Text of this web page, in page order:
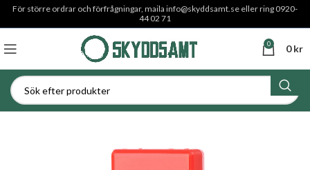
För större ordrar och förfrågningar, maila info@skyddsamt.se eller ring 0920-
44 02 71
0 0kr